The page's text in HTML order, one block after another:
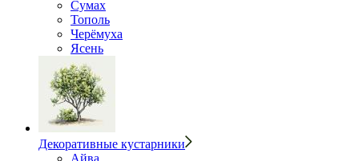
Сумах
Тополь
Черёмуха
Ясень
Декоративные кустарники
Айва